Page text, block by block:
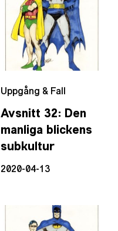
Uppgång & Fall
Avsnitt 32: Den
manliga blickens
subkultur
2020-04-13